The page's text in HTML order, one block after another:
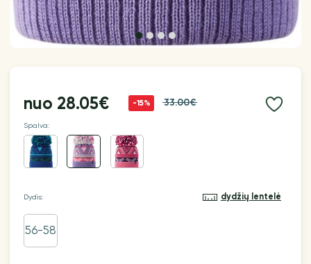
nuo 28.05€ -15% 33.00€
Spalva:
Dydis: dydžių lentelė
56-58